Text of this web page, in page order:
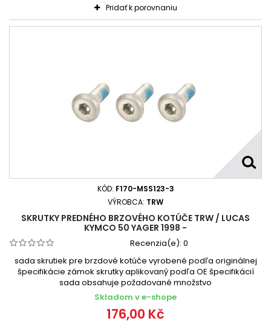
Pridať k porovnaniu
KÓD: F170-MSS123-3
VÝROBCA: TRW
SKRUTKY PREDNÉHO BRZOVÉHO KOTÚČE TRW / LUCAS
KYMCO 50 YAGER 1998 -
Recenzia(e): 0
sada skrutiek pre brzdové kotúče vyrobené podľa originálnej
špecifikácie zámok skrutky aplikovaný podľa OE špecifikácií
sada obsahuje požadované množstvo
Skladom v e-shope
176,00 Kč